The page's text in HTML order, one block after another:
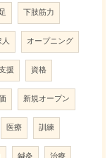
下肢筋力
人 オープニング
援 資格
新規オープン
医療 訓練